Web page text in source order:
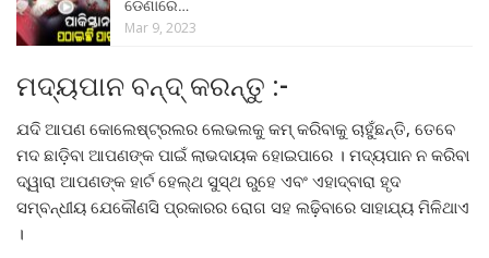
ଡେଣାରେ…
Mar 9, 2023
ମଦ୍ୟପାନ ବନ୍ଦ୍ କରନ୍ତୁ :-
ଯଦି ଆପଣ କୋଲେଷ୍ଟ୍ରଲର ଲେଭଲକୁ କମ୍ କରିବାକୁ ଚାହୁଁଛନ୍ତି, ତେବେ
ମଦ ଛାଡ଼ିବା ଆପଣଙ୍କ ପାଇଁ ଲାଭଦାୟକ ହୋଇପାରେ । ମଦ୍ୟପାନ ନ କରିବା
ଦ୍ୱାରା ଆପଣଙ୍କ ହାର୍ଟ ହେଲ୍ଥ ସୁସ୍ଥ ରୁହେ ଏବଂ ଏହାଦ୍ବାରା ହୃଦ
ସମ୍ବନ୍ଧୀୟ ଯେକୌଣସି ପ୍ରକାରର ରୋଗ ସହ ଲଢ଼ିବାରେ ସାହାଯ୍ୟ ମିଳିଥାଏ
।